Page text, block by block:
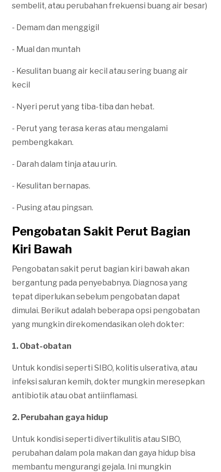
sembelit, atau perubahan frekuensi buang air besar)
- Demam dan menggigil
- Mual dan muntah
- Kesulitan buang air kecil atau sering buang air
kecil
- Nyeri perut yang tiba-tiba dan hebat.
- Perut yang terasa keras atau mengalami
pembengkakan.
- Darah dalam tinja atau urin.
- Kesulitan bernapas.
- Pusing atau pingsan.
Pengobatan Sakit Perut Bagian
Kiri Bawah
Pengobatan sakit perut bagian kiri bawah akan
bergantung pada penyebabnya. Diagnosa yang
tepat diperlukan sebelum pengobatan dapat
dimulai. Berikut adalah beberapa opsi pengobatan
yang mungkin direkomendasikan oleh dokter:
1. Obat-obatan
Untuk kondisi seperti SIBO, kolitis ulserativa, atau
infeksi saluran kemih, dokter mungkin meresepkan
antibiotik atau obat antiinflamasi.
2. Perubahan gaya hidup
Untuk kondisi seperti divertikulitis atau SIBO,
perubahan dalam pola makan dan gaya hidup bisa
membantu mengurangi gejala. Ini mungkin